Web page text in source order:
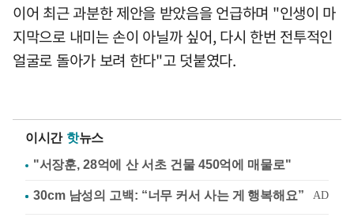
이어 최근 과분한 제안을 받았음을 언급하며 "인생이 마
지막으로 내미는 손이 아닐까 싶어, 다시 한번 전투적인
얼굴로 돌아가 보려 한다"고 덧붙였다.
이시간 핫뉴스
"서장훈, 28억에 산 서초 건물 450억에 매물로"